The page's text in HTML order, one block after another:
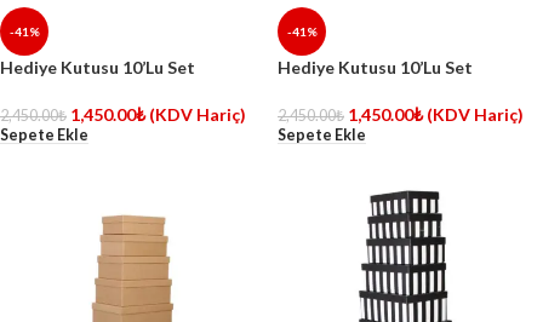
-41%
Hediye Kutusu 10’Lu Set
2,450.00₺ 1,450.00₺ (KDV Hariç)
Sepete Ekle
-41%
Hediye Kutusu 10’Lu Set
2,450.00₺ 1,450.00₺ (KDV Hariç)
Sepete Ekle